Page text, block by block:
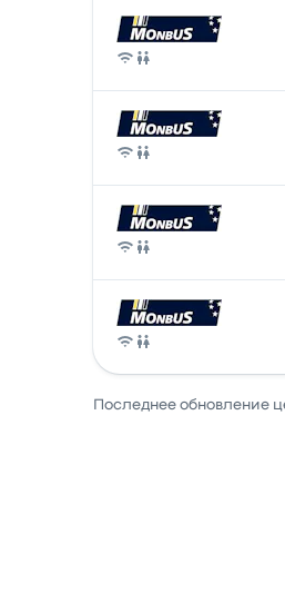
Автобус
Автобус
Автобус
Автобус
Последнее обновление